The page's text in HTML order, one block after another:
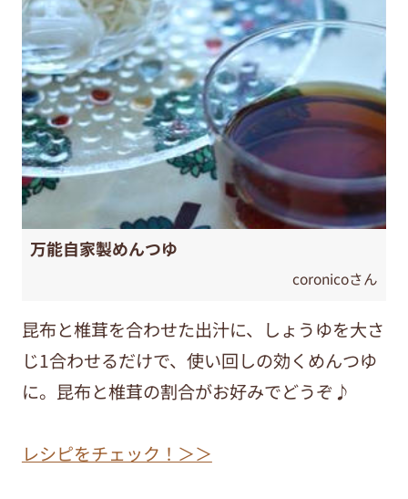
万能自家製めんつゆ
coronicoさん
昆布と椎茸を合わせた出汁に、しょうゆを大さ
じ1合わせるだけで、使い回しの効くめんつゆ
に。昆布と椎茸の割合がお好みでどうぞ♪
レシピをチェック！＞＞